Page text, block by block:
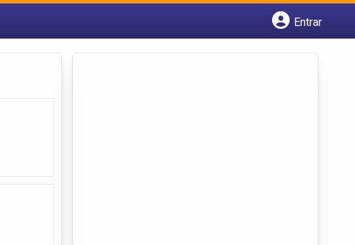
Entrar